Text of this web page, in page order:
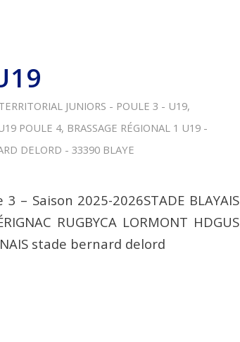
JUNIORS - POULE 3 - U19,
POULE 4, BRASSAGE RÉGIONAL 1 U19 -
DELORD - 33390 BLAYE
– Saison 2025-2026STADE BLAYAIS
RUGBYCA LORMONT HDGUS
stade bernard delord